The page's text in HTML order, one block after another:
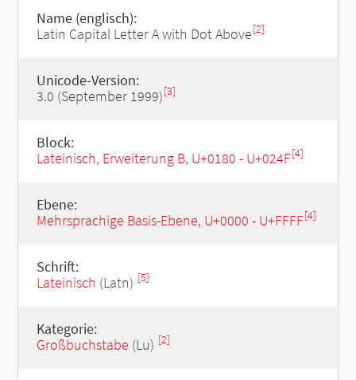
Name (englisch):
Latin Capital Letter A with Dot Above[2]
Unicode-Version:
3.0 (September 1999)[3]
Block:
Lateinisch, Erweiterung B, U+0180 - U+024F[4]
Ebene:
Mehrsprachige Basis-Ebene, U+0000 - U+FFFF[4]
Schrift:
Lateinisch (Latn) [5]
Kategorie:
Großbuchstabe (Lu) [2]